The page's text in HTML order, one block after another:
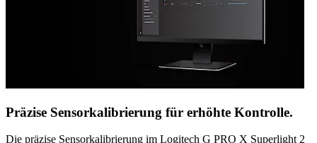
Präzise Sensorkalibrierung für erhöhte Kontrolle.
Die präzise Sensorkalibrierung im Logitech G PRO X Superlight 2